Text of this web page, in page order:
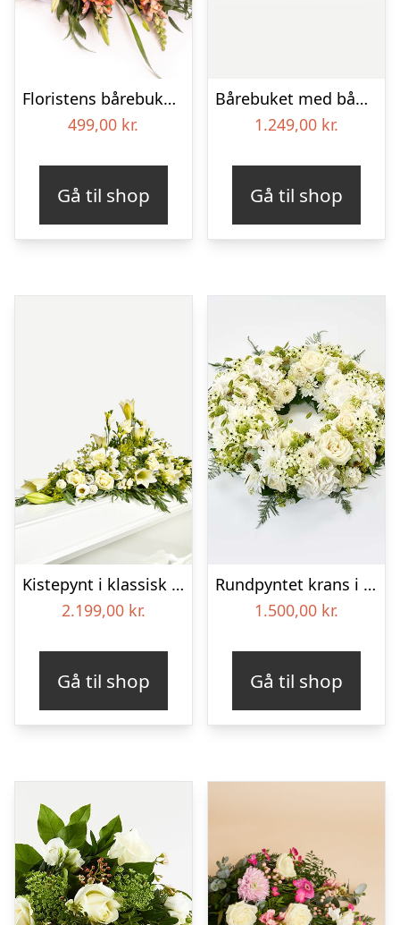
Floristens bårebuket – Gul & orange
499,00 kr.
Gå til shop
Bårebuket med bånd – Et eksklusivt farvel
1.249,00 kr.
Gå til shop
Kistepynt i klassisk stil – creme
2.199,00 kr.
Gå til shop
Rundpyntet krans i hvid, floristens valg – Blomster til begravelse
1.500,00 kr.
Gå til shop